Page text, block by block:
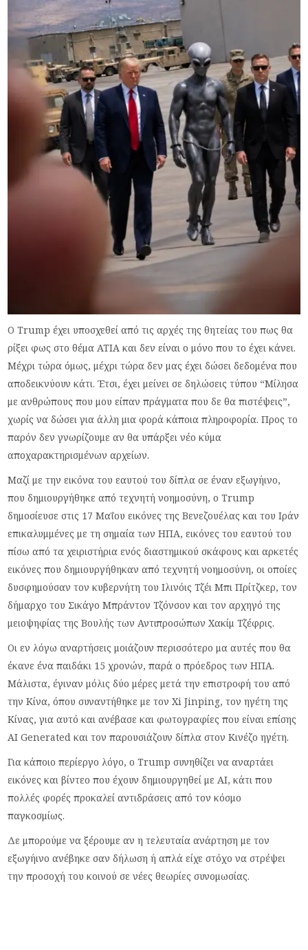
Ο Trump έχει υποσχεθεί από τις αρχές της θητείας του πως θα
ρίξει φως στο θέμα ATIA και δεν είναι ο μόνο που το έχει κάνει.
Μέχρι τώρα όμως, μέχρι τώρα δεν μας έχει δώσει δεδομένα που
αποδεικνύουν κάτι. Έτσι, έχει μείνει σε δηλώσεις τύπου “Μίλησα
με ανθρώπους που μου είπαν πράγματα που δε θα πιστέψεις”,
χωρίς να δώσει για άλλη μια φορά κάποια πληροφορία. Προς το
παρόν δεν γνωρίζουμε αν θα υπάρξει νέο κύμα
αποχαρακτηρισμένων αρχείων.
Μαζί με την εικόνα του εαυτού του δίπλα σε έναν εξωγήινο,
που δημιουργήθηκε από τεχνητή νοημοσύνη, ο Trump
δημοσίευσε στις 17 Μαΐου εικόνες της Βενεζουέλας και του Ιράν
επικαλυμμένες με τη σημαία των ΗΠΑ, εικόνες του εαυτού του
πίσω από τα χειριστήρια ενός διαστημικού σκάφους και αρκετές
εικόνες που δημιουργήθηκαν από τεχνητή νοημοσύνη, οι οποίες
δυσφημούσαν τον κυβερνήτη του Ιλινόις Τζέι Μπι Πρίτζκερ, τον
δήμαρχο του Σικάγο Μπράντον Τζόνσον και τον αρχηγό της
μειοψηφίας της Βουλής των Αντιπροσώπων Χακίμ Τζέφρις.
Οι εν λόγω αναρτήσεις μοιάζουν περισσότερο μα αυτές που θα
έκανε ένα παιδάκι 15 χρονών, παρά ο πρόεδρος των ΗΠΑ.
Μάλιστα, έγιναν μόλις δύο μέρες μετά την επιστροφή του από
την Κίνα, όπου συναντήθηκε με τον Xi Jinping, τον ηγέτη της
Κίνας, για αυτό και ανέβασε και φωτογραφίες που είναι επίσης
AI Generated και τον παρουσιάζουν δίπλα στον Κινέζο ηγέτη.
Για κάποιο περίεργο λόγο, ο Trump συνηθίζει να αναρτάει
εικόνες και βίντεο που έχουν δημιουργηθεί με ΑΙ, κάτι που
πολλές φορές προκαλεί αντιδράσεις από τον κόσμο
παγκοσμίως.
Δε μπορούμε να ξέρουμε αν η τελευταία ανάρτηση με τον
εξωγήινο ανέβηκε σαν δήλωση ή απλά είχε στόχο να στρέψει
την προσοχή του κοινού σε νέες θεωρίες συνομωσίας.